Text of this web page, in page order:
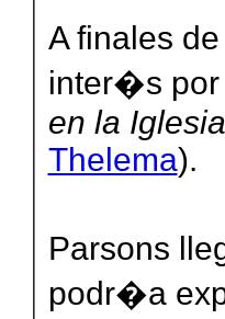
A finales
inter�s por
en la
Thelema).
Parsons
podr�a